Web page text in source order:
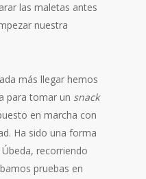
las maletas antes
nuestra
más llegar hemos
para tomar un snack
en marcha con
Ha sido una forma
recorriendo
pruebas en